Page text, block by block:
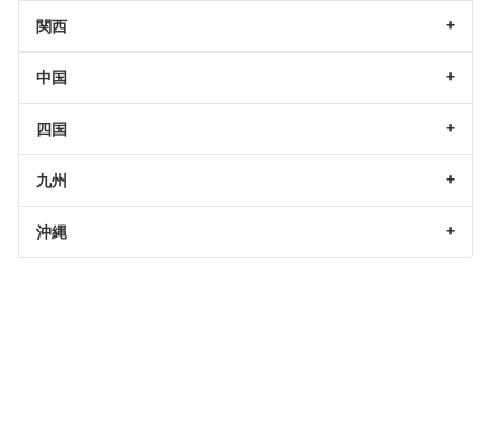
関西
中国
四国
九州
沖縄